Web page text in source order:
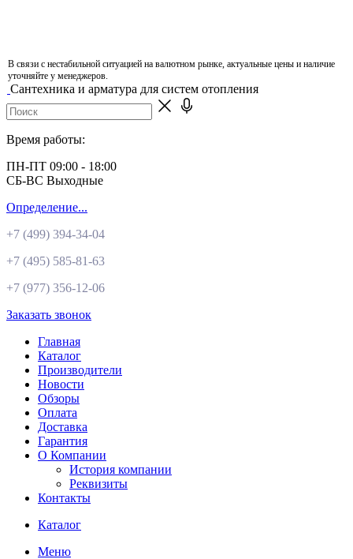
В связи с нестабильной ситуацией на валютном рынке, актуальные цены и наличие
уточняйте у менеджеров.
Сантехника и арматура для систем отопления
Время работы:
ПН-ПТ 09:00 - 18:00
СБ-ВС Выходные
Определение...
+7 (499) 394-34-04
+7 (495) 585-81-63
+7 (977) 356-12-06
Заказать звонок
Главная
Каталог
Производители
Новости
Обзоры
Оплата
Доставка
Гарантия
О Компании
История компании
Реквизиты
Контакты
Каталог
Меню